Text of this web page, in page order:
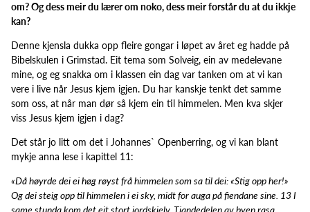
om? Og dess meir du lærer om noko, dess meir forstår du at du ikkje
kan?
Denne kjensla dukka opp fleire gongar i løpet av året eg hadde på
Bibelskulen i Grimstad. Eit tema som Solveig, ein av medelevane
mine, og eg snakka om i klassen ein dag var tanken om at vi kan
vere i live når Jesus kjem igjen. Du har kanskje tenkt det samme
som oss, at når man dør så kjem ein til himmelen. Men kva skjer
viss Jesus kjem igjen i dag?
Det står jo litt om det i Johannes` Openberring, og vi kan blant
mykje anna lese i kapittel 11:
«Då høyrde dei ei høg røyst frå himmelen som sa til dei: «Stig opp her!»
Og dei steig opp til himmelen i ei sky, midt for auga på fiendane sine. 13 I